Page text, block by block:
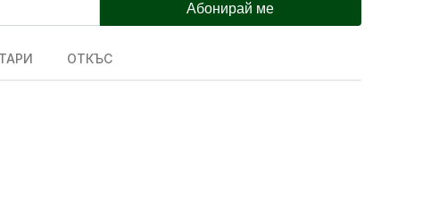
Абонирай ме
ОТКЪС